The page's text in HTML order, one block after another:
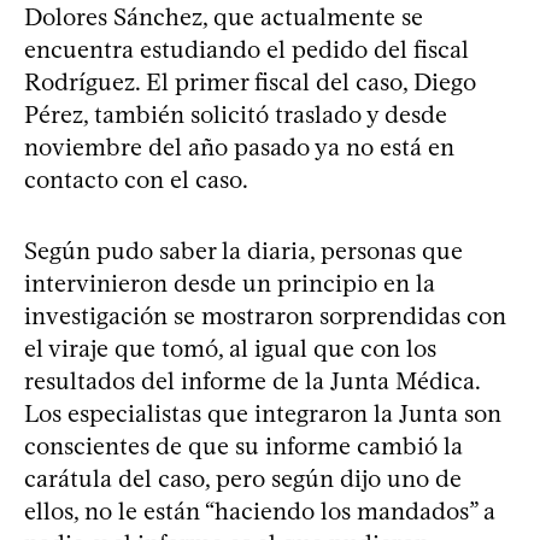
Dolores Sánchez, que actualmente se
encuentra estudiando el pedido del fiscal
Rodríguez. El primer fiscal del caso, Diego
Pérez, también solicitó traslado y desde
noviembre del año pasado ya no está en
contacto con el caso.
Según pudo saber la diaria, personas que
intervinieron desde un principio en la
investigación se mostraron sorprendidas con
el viraje que tomó, al igual que con los
resultados del informe de la Junta Médica.
Los especialistas que integraron la Junta son
conscientes de que su informe cambió la
carátula del caso, pero según dijo uno de
ellos, no le están “haciendo los mandados” a